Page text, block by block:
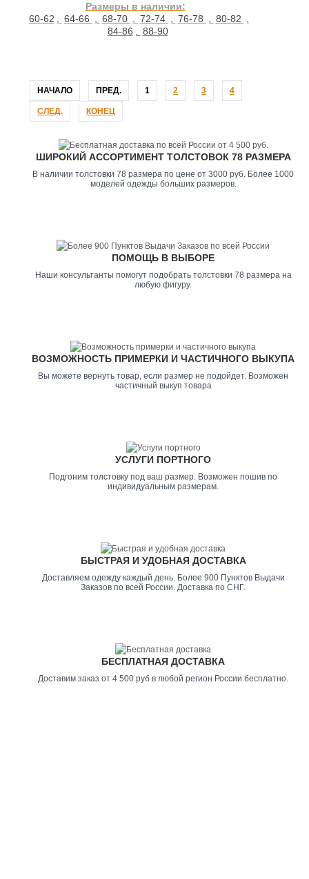
Размеры в наличии:
60-62 , 64-66 , 68-70 , 72-74 , 76-78 , 80-82 ,
84-86 , 88-90
НАЧАЛО ПРЕД. 1 2 3 4
СЛЕД. КОНЕЦ
ШИРОКИЙ АССОРТИМЕНТ ТОЛСТОВОК 78 РАЗМЕРА
В наличии толстовки 78 размера по цене от 3000 руб. Более 1000
моделей одежды больших размеров.
ПОМОЩЬ В ВЫБОРЕ
Наши консультанты помогут подобрать толстовки 78 размера на
любую фигуру.
ВОЗМОЖНОСТЬ ПРИМЕРКИ И ЧАСТИЧНОГО ВЫКУПА
Вы можете вернуть товар, если размер не подойдет. Возможен
частичный выкуп товара
УСЛУГИ ПОРТНОГО
Подгоним толстовку под ваш размер. Возможен пошив по
индивидуальным размерам.
БЫСТРАЯ И УДОБНАЯ ДОСТАВКА
Доставляем одежду каждый день. Более 900 Пунктов Выдачи
Заказов по всей России. Доставка по СНГ.
БЕСПЛАТНАЯ ДОСТАВКА
Доставим заказ от 4 500 руб в любой регион России бесплатно.